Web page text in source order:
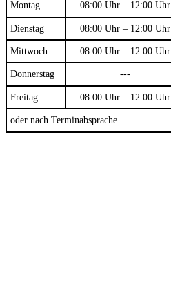
Montag 08:00 Uhr – 12:00 Uhr
Dienstag 08:00 Uhr – 12:00 Uhr
Mittwoch 08:00 Uhr – 12:00 Uhr
Donnerstag ---
Freitag 08:00 Uhr – 12:00 Uhr
oder nach Terminabsprache